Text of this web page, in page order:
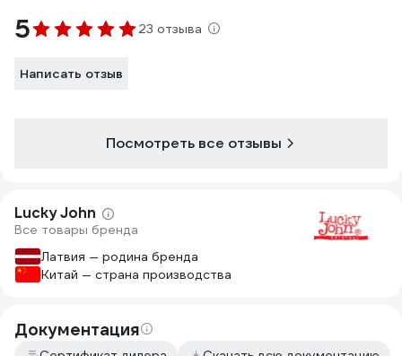
5 23 отзыва
Написать отзыв
Посмотреть все отзывы
Lucky John
Все товары бренда
Латвия — родина бренда
Китай — страна производства
Документация